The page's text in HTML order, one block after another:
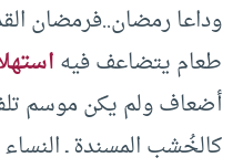
وداعا رمضان..فرمضان
طعام يتضاعف فيه
أضعاف ولم يكن موسم
كالخُشب المسندة ـ النساء